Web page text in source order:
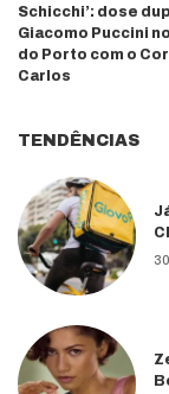
Schicchi’: dose
Giacomo Puccini
do Porto com o
Carlos
TENDÊNCIAS